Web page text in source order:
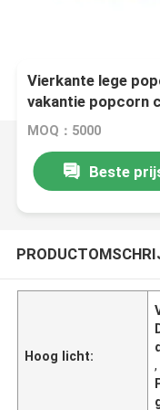
Vierkante lege
vakantie popcorn
MOQ：5000
Beste
Hoog licht:
,